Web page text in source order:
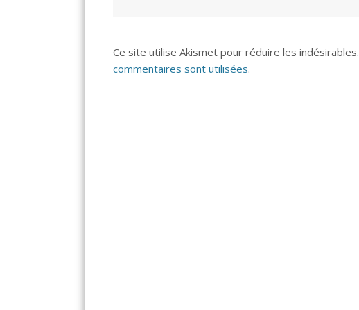
Ce site utilise Akismet pour réduire les indésirables.
commentaires sont utilisées.